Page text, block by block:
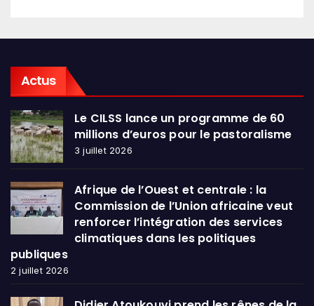
Actus
Le CILSS lance un programme de 60
millions d’euros pour le pastoralisme
3 juillet 2026
Afrique de l’Ouest et centrale : la
Commission de l’Union africaine veut
renforcer l’intégration des services
climatiques dans les politiques
publiques
2 juillet 2026